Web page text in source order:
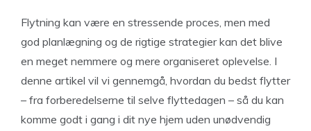
Flytning kan være en stressende proces, men med
god planlægning og de rigtige strategier kan det blive
en meget nemmere og mere organiseret oplevelse. I
denne artikel vil vi gennemgå, hvordan du bedst flytter
– fra forberedelserne til selve flyttedagen – så du kan
komme godt i gang i dit nye hjem uden unødvendig